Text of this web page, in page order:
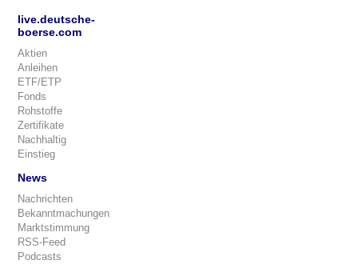
live.deutsche-
boerse.com
Aktien
Anleihen
ETF/ETP
Fonds
Rohstoffe
Zertifikate
Nachhaltig
Einstieg
News
Nachrichten
Bekanntmachungen
Marktstimmung
RSS-Feed
Podcasts